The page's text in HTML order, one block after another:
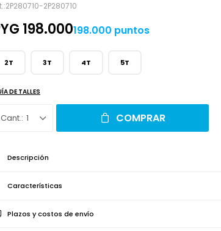
2P280710-2P280710
198.000198.000 puntos
2T 3T 4T 5T
DE TALLES
1 COMPRAR
Descripción
Características
Plazos y costos de envío